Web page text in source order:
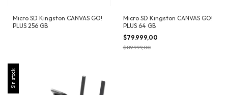
Micro SD Kingston CANVAS GO!
PLUS 256 GB
Micro SD Kingston CANVAS GO!
PLUS 64 GB
$79.999,00
$89.999,00
Sin stock